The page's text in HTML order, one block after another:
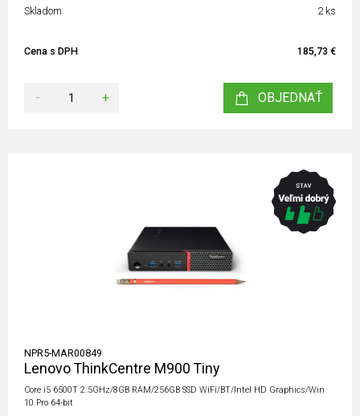
Skladom
2 ks
Cena s DPH 185,73 €
- + OBJEDNAŤ
NPR5-MAR00849
Lenovo ThinkCentre M900 Tiny
Core i5 6500T 2.5GHz/8GB RAM/256GB SSD WiFi/BT/Intel HD Graphics/Win
10 Pro 64-bit